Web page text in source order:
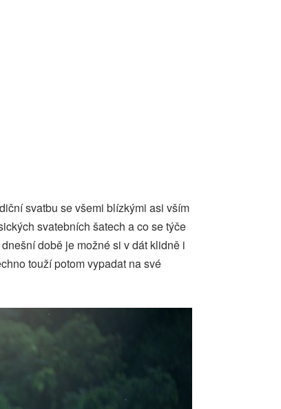
svatbu se všemi blízkými asi vším
svatebních šatech a co se týče
době je možné si v dát klidně i
touží potom vypadat na své